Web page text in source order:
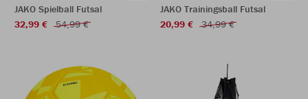
JAKO Spielball Futsal
32,99 €
54,99 €
JAKO Trainingsball Futsal
20,99 €
34,99 €